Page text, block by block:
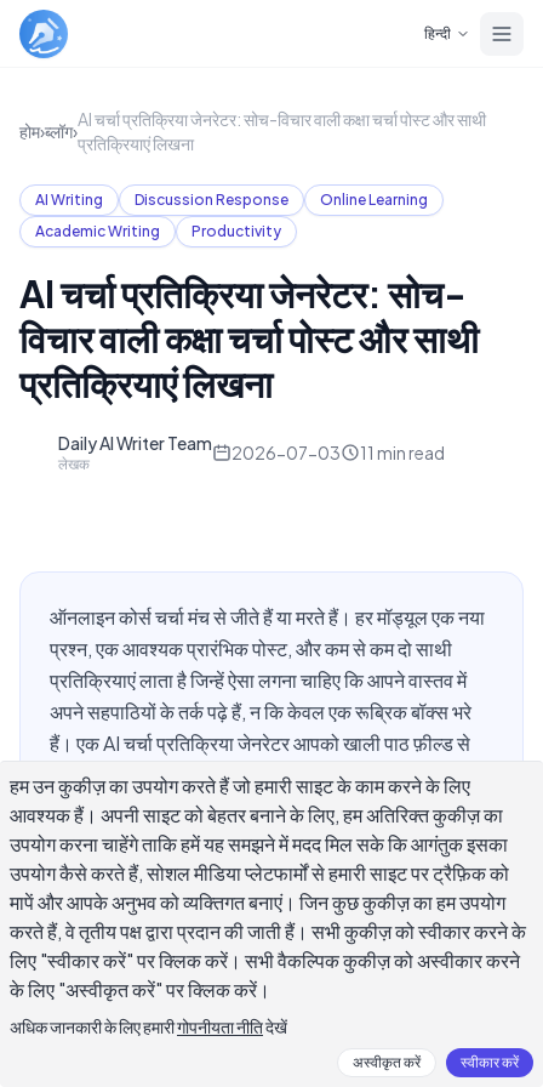
हिन्दी
होम›ब्लॉग›
AI चर्चा प्रतिक्रिया जेनरेटर: सोच-विचार वाली कक्षा चर्चा पोस्ट और साथी
प्रतिक्रियाएं लिखना
AI Writing Discussion Response
Online Learning
Academic Writing
Productivity
AI चर्चा प्रतिक्रिया जेनरेटर: सोच-
विचार वाली कक्षा चर्चा पोस्ट और साथी
प्रतिक्रियाएं लिखना
Daily AI Writer Team
लेखक
2026-07-03 11 min read
ऑनलाइन कोर्स चर्चा मंच से जीते हैं या मरते हैं। हर मॉड्यूल एक नया
प्रश्न, एक आवश्यक प्रारंभिक पोस्ट, और कम से कम दो साथी
प्रतिक्रियाएं लाता है जिन्हें ऐसा लगना चाहिए कि आपने वास्तव में
अपने सहपाठियों के तर्क पढ़े हैं, न कि केवल एक रूब्रिक बॉक्स भरे
हैं। एक AI चर्चा प्रतिक्रिया जेनरेटर आपको खाली पाठ फ़ील्ड से
आगे बढ़ने में मदद करता है, एक प्रतिक्रिया तैयार करके जो निर्धारित
पढ़ने में निहित होती है और एक सहपाठी द्वारा उठाए गए विशिष्ट बिंदु में,
इसलिए आप अपना समय विचारों को तीक्ष्ण करने में लगाते हैं न कि
कर्सर को देखते हुए। यह मार्गदर्शन कवर करता है कि ये उपकरण कक्षा
चर्चा पोस्ट और साथी प्रतिक्रियाओं को कैसे संभालते हैं, और बिना
आपकी प्रतिक्रियाओं को सब कुछ समान दिखाए एक का उपयोग कैसे
करें।
कक्षा चर्चा के लिए AI चर्चा प्रतिक्रिया जेनरेटर क्या
हम उन कुकीज़ का उपयोग करते हैं जो हमारी साइट के काम करने के लिए
आवश्यक हैं। अपनी साइट को बेहतर बनाने के लिए, हम अतिरिक्त कुकीज़ का
उपयोग करना चाहेंगे ताकि हमें यह समझने में मदद मिल सके कि आगंतुक इसका
उपयोग कैसे करते हैं, सोशल मीडिया प्लेटफार्मों से हमारी साइट पर ट्रैफ़िक को
मापें और आपके अनुभव को व्यक्तिगत बनाएं। जिन कुछ कुकीज़ का हम उपयोग
करते हैं, वे तृतीय पक्ष द्वारा प्रदान की जाती हैं। सभी कुकीज़ को स्वीकार करने के
लिए "स्वीकार करें" पर क्लिक करें। सभी वैकल्पिक कुकीज़ को अस्वीकार करने
के लिए "अस्वीकृत करें" पर क्लिक करें।
अधिक जानकारी के लिए हमारीगोपनीयता नीतिदेखें
अस्वीकृत करें स्वीकार करें